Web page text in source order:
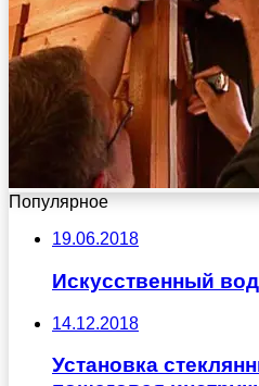
Популярное
19.06.2018
Искусственный
14.12.2018
Установка